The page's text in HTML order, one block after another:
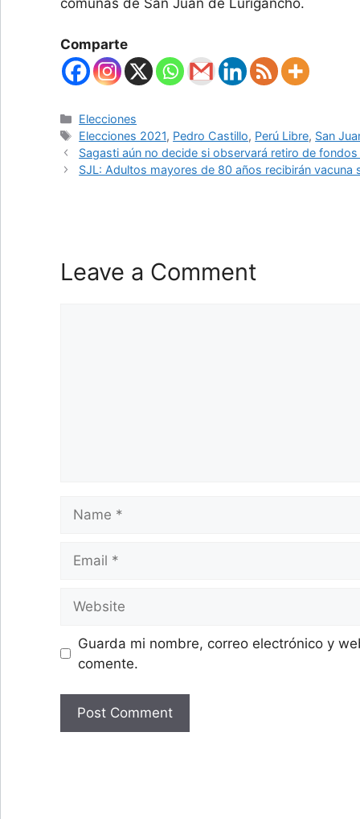
comunas de San Juan de Lurigancho.
Comparte
Categories
Elecciones
Tags
Elecciones 2021, Pedro Castillo, Perú Libre, San
Sagasti aún no decide si observará retiro de fondos
SJL: Adultos mayores de 80 años recibirán vacuna
Leave a Comment
Guarda mi nombre, correo electrónico y
comente.